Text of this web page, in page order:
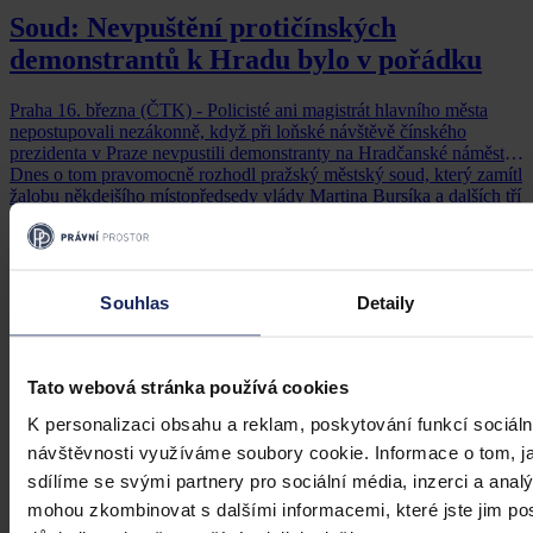
Souhlas Detaily
Tato webová stránka používá cookies
K personalizaci obsahu a reklam, poskytování funkcí
návštěvnosti využíváme soubory cookie. Informace o tom,
sdílíme se svými partnery pro sociální média, inzerci a
mohou zkombinovat s dalšími informacemi, které jste jim
Soud: Nevpuštění protičínských
demonstrantů k Hradu bylo v pořádku
Praha 16. března (ČTK) - Policisté ani magistrát hlavního města
nepostupovali nezákonně, když při loňské návštěvě čínského
prezidenta v Praze nevpustili demonstranty na Hradčanské náměstí.
Dnes o tom pravomocně rozhodl pražský městský soud, který zamítl
žalobu někdejšího místopředsedy vlády Martina Bursíka a dalších tří
svolavatelů předem nahlášeného shromáždění. Bursík novinářům
řekl, že se obrátí ještě na Nejvyšší správní soud.
ČTK